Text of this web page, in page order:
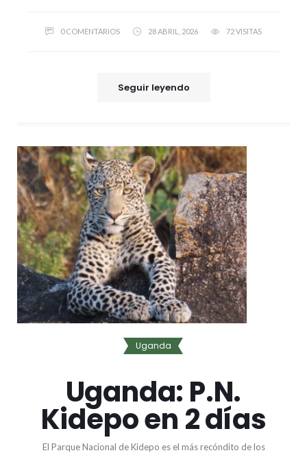
0 COMENTARIOS 28 ABRIL, 2026 72 VISITAS
Seguir leyendo
Uganda
Uganda: P.N.
Kidepo en 2 días
El Parque Nacional de Kidepo es el más recóndito de los